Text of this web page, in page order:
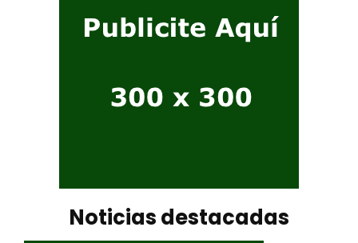
Noticias destacadas